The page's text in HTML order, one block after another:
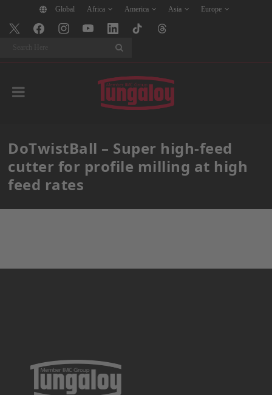
Global Africa America Asia Europe
DoTwistBall – Super high-feed
cutter for profile milling at high
feed rates